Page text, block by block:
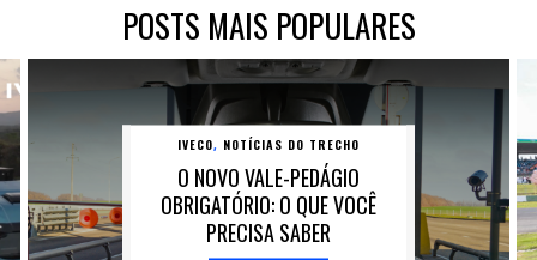
POSTS MAIS POPULARES
IVECO, NOTÍCIAS DO TRECHO
O NOVO VALE-PEDÁGIO
OBRIGATÓRIO: O QUE VOCÊ
PRECISA SABER